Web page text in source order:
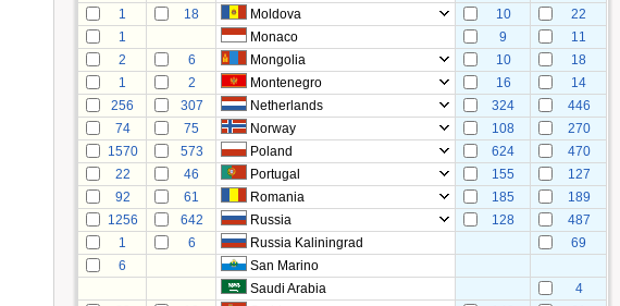
1
18 Moldova 10
22
1
Monaco 9
11
2
6 Mongolia 10
18
1
2 Montenegro 16
14
256
307 Netherlands 324
446
74
75 Norway 108
270
1570
573 Poland 624
470
22
46 Portugal 155
127
92
61 Romania 185
189
1256
642 Russia 128
487
1
6 Russia Kaliningrad
69
6
San Marino
Saudi Arabia
4